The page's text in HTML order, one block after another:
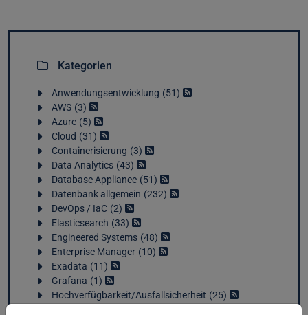
Kategorien
Anwendungsentwicklung 51
AWS 3
Azure 5
Cloud
31
Containerisierung 3
Data Analytics 43
Database Appliance 51
Datenbank allgemein 232
DevOps / IaC 2
Elasticsearch 33
Engineered Systems 48
Enterprise Manager 10
Exadata 11
Grafana 1
Hochverfügbarkeit/Ausfallsicherheit 25